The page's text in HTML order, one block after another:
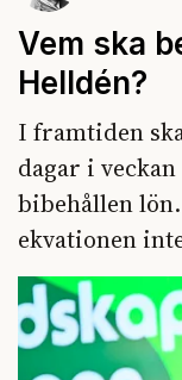
Vem ska
Helldén?
I framtiden
dagar i
bibehållen
ekvationen